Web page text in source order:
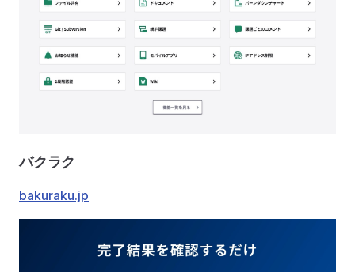
バクラク
bakuraku.jp